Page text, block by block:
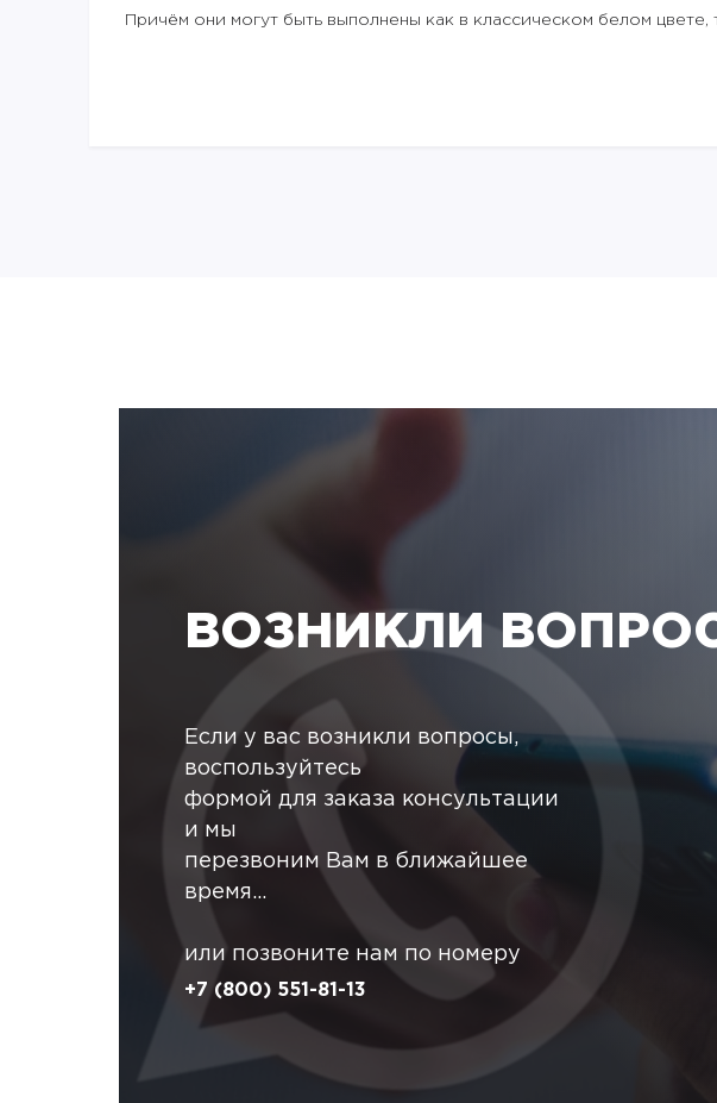
Причём они могут быть выполнены как в классическом белом
ВОЗНИКЛИ
Если у вас возникли вопросы,
воспользуйтесь
формой для заказа консультации
и мы
перезвоним Вам в ближайшее
время...
или позвоните нам по номеру
+7 (800) 551-81-13